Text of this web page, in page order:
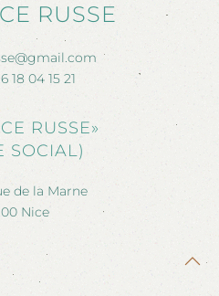
RUSSE
18 04 15 21
RUSSE»
SOCIAL)
de la Marne
Nice